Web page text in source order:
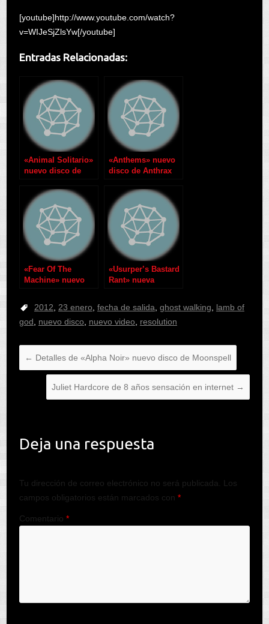
[youtube]http://www.youtube.com/watch?
v=WIJeSjZlsYw[/youtube]
Entradas Relacionadas:
«Animal Solitario»
nuevo disco de
«Anthems» nuevo
disco de Anthrax
«Fear Of The
Machine» nuevo
«Usurper’s Bastard
Rant» nueva
2012 23 enero fecha de salida ghost walking
lamb of
god
nuevo disco nuevo video resolution
← Detalles de «Alpha Noir» nuevo disco de Moonspell
Juliet Hardcore de 8 años sensación en internet →
Deja una respuesta
Tu dirección de correo electrónico no será publicada.
Los
campos obligatorios están marcados con *
Comentario *